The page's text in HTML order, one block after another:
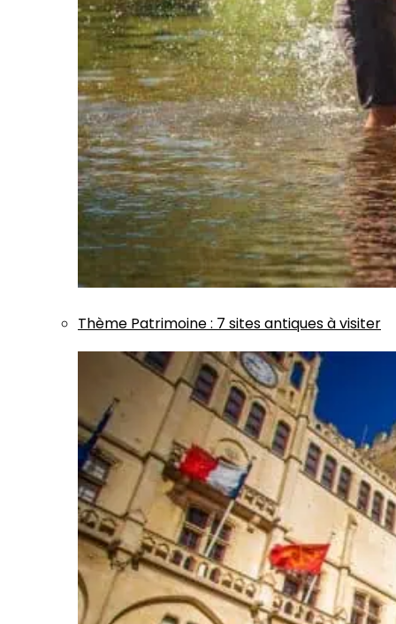
Thème Patrimoine: 7 sites antiques à visiter